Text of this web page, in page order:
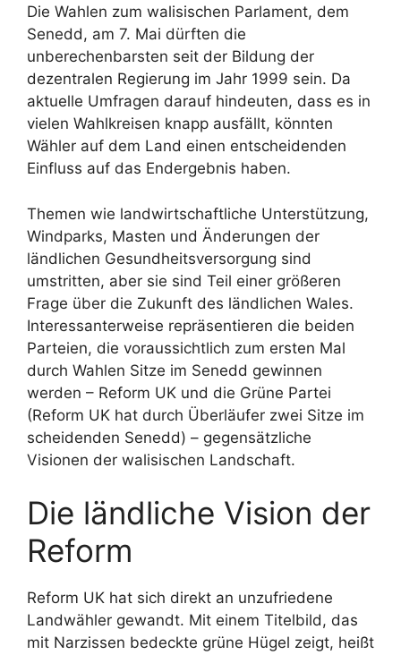
Die Wahlen zum walisischen Parlament, dem
Senedd, am 7. Mai dürften die
unberechenbarsten seit der Bildung der
dezentralen Regierung im Jahr 1999 sein. Da
aktuelle Umfragen darauf hindeuten, dass es in
vielen Wahlkreisen knapp ausfällt, könnten
Wähler auf dem Land einen entscheidenden
Einfluss auf das Endergebnis haben.
Themen wie landwirtschaftliche Unterstützung,
Windparks, Masten und Änderungen der
ländlichen Gesundheitsversorgung sind
umstritten, aber sie sind Teil einer größeren
Frage über die Zukunft des ländlichen Wales.
Interessanterweise repräsentieren die beiden
Parteien, die voraussichtlich zum ersten Mal
durch Wahlen Sitze im Senedd gewinnen
werden – Reform UK und die Grüne Partei
(Reform UK hat durch Überläufer zwei Sitze im
scheidenden Senedd) – gegensätzliche
Visionen der walisischen Landschaft.
Die ländliche Vision der
Reform
Reform UK hat sich direkt an unzufriedene
Landwähler gewandt. Mit einem Titelbild, das
mit Narzissen bedeckte grüne Hügel zeigt, heißt